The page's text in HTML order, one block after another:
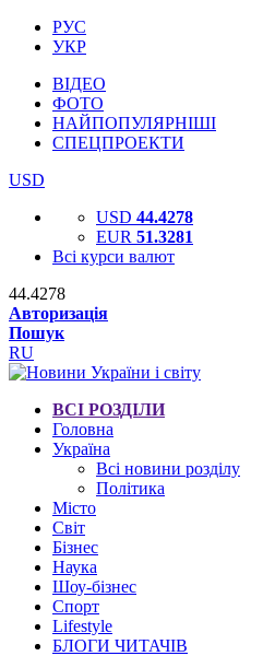
РУС
УКР
ВІДЕО
ФОТО
НАЙПОПУЛЯРНІШІ
СПЕЦПРОЕКТИ
USD
USD 44.4278
EUR 51.3281
Всі курси валют
44.4278
Авторизація
Пошук
RU
ВСІ РОЗДІЛИ
Головна
Україна
Всі новини розділу
Політика
Місто
Світ
Бізнес
Наука
Шоу-бізнес
Спорт
Lifestyle
БЛОГИ ЧИТАЧІВ